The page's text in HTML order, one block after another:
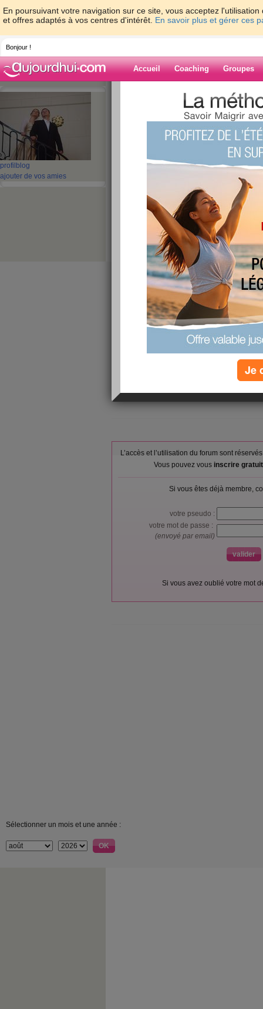
En poursuivant votre navigation sur ce site, vous acceptez
et offres adaptés à vos centres d'intérêt. En savoir plus et gérer ces
Bonjour !
Accueil Coaching Groupes
profil blog
ajouter de vos amies
> > journée du
Blog de sulie
journée du 22/04
petit excès mais 1h de sport pour compenser
mon alimentation
Petit-déjeuner :
Orange, jus
déjeuner
vitamines
Déjeuner :
Pâtes
rôti,
Goûter ou snack :
Crème
Tomate,
au lait
pulpe,
1053 kcal
L’accès et l’utilisation du forum sont
Vous pouvez vous inscrire
Si vous êtes déjà membre,
votre pseudo :
votre mot de passe :
(envoyé par email)
Si vous avez oublié votre mot
Sélectionner un mois et une année :
Je